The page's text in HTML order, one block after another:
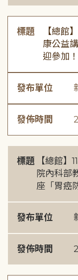
標題
【總館
康公益
迎參加！
發布單位
發佈時間
標題
【總館】
院內科部
座「胃癌
發布單位
發佈時間